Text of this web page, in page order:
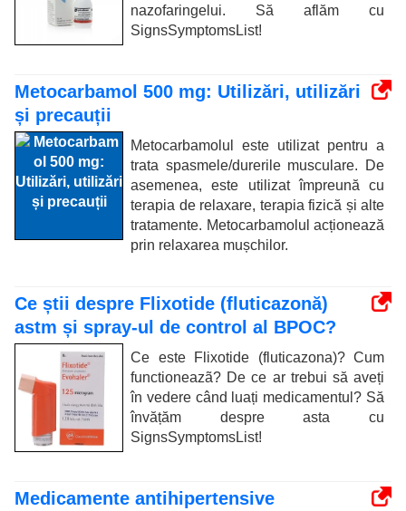
nazofaringelui. Să aflăm cu
SignsSymptomsList!
Metocarbamol 500 mg: Utilizări, utilizări
și precauții
Metocarbamolul este utilizat pentru a
trata spasmele/durerile musculare. De
asemenea, este utilizat împreună cu
terapia de relaxare, terapia fizică și alte
tratamente. Metocarbamolul acționează
prin relaxarea mușchilor.
Ce știi despre Flixotide (fluticazonă)
astm și spray-ul de control al BPOC?
Ce este Flixotide (fluticazona)? Cum
functioneazã? De ce ar trebui să aveți
în vedere când luați medicamentul? Să
învățăm despre asta cu
SignsSymptomsList!
Medicamente antihipertensive